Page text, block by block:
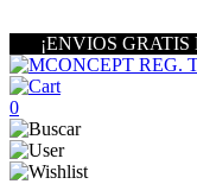
¡ENVIOS
0